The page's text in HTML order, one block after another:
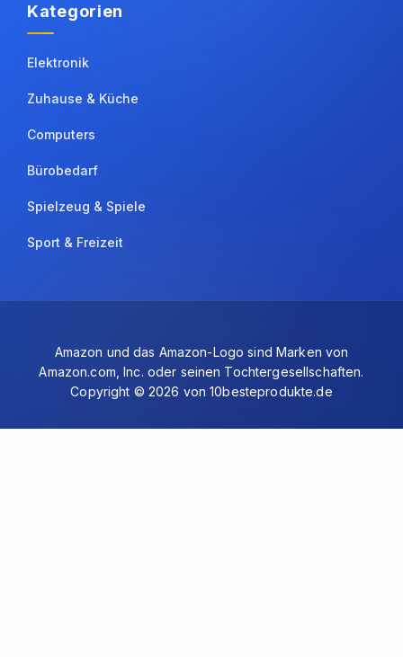
Kategorien
Elektronik
Zuhause & Küche
Computers
Bürobedarf
Spielzeug & Spiele
Sport & Freizeit
Amazon und das Amazon-Logo sind Marken von
Amazon.com, Inc. oder seinen Tochtergesellschaften.
Copyright © 2026 von 10besteprodukte.de